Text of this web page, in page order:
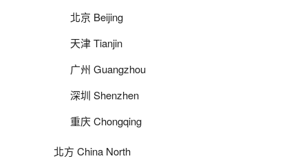
北京 Beijing
天津 Tianjin
广州 Guangzhou
深圳 Shenzhen
重庆 Chongqing
北方 China North